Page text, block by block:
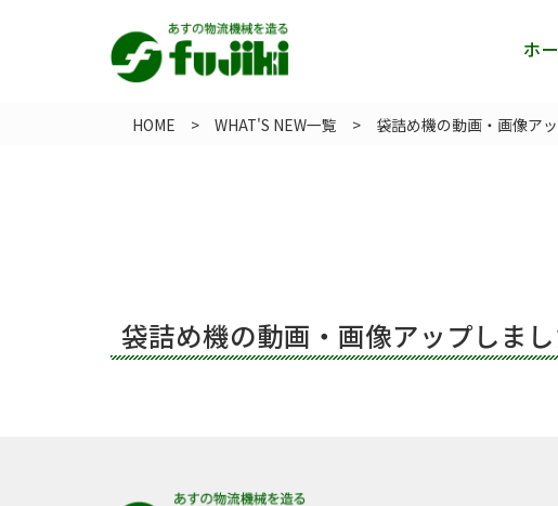
ホ
HOME > WHAT'S NEW一覧 > 袋詰め機の動画・画像アッ
袋詰め機の動画・画像アップしまし